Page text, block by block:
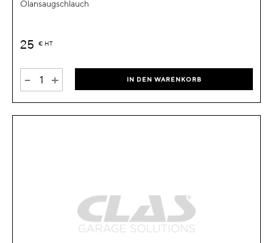
Ölansaugschlauch
25 € HT
- + IN DEN WARENKORB